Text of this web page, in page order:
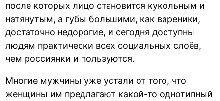
после которых лицо становится кукольным и
натянутым, а губы большими, как вареники,
достаточно недорогие, и сегодня доступны
людям практически всех социальных слоёв,
чем россиянки и пользуются.
Многие мужчины уже устали от того, что
женщины им предлагают какой-то однотипный